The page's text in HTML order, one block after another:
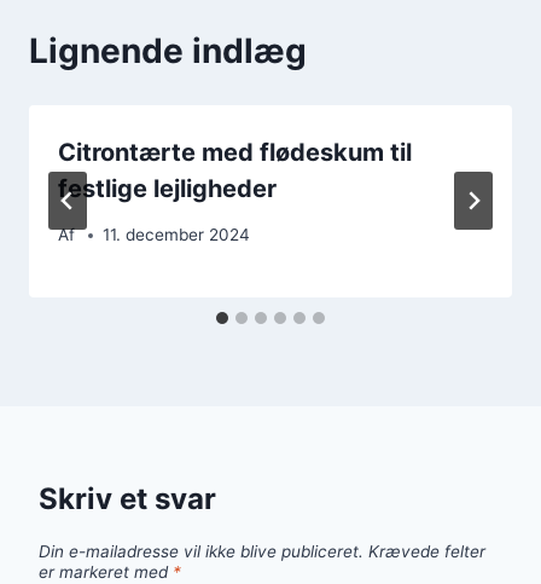
Lignende indlæg
Citrontærte med flødeskum til
festlige lejligheder
Af 11. december 2024
Skriv et svar
Din e-mailadresse vil ikke blive publiceret. Krævede felter
er markeret med *